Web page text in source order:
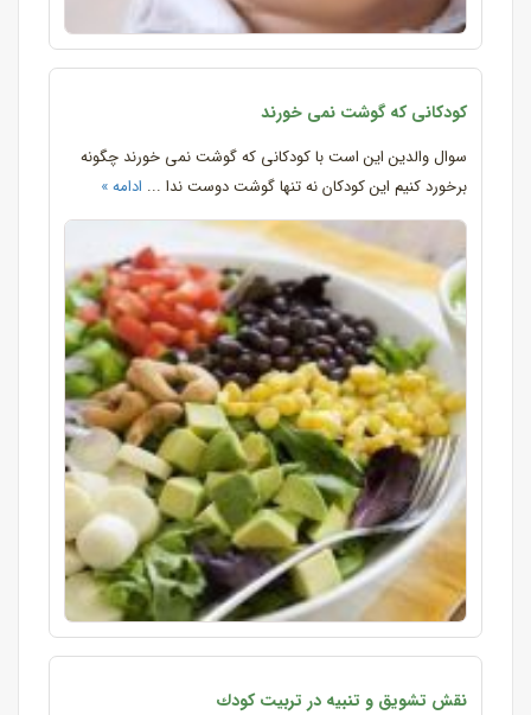
کودکانی که گوشت نمی خورند
سوال والدین این است با کودکانی که گوشت نمی خورند چگونه
برخورد کنیم این کودکان نه تنها گوشت دوست ندا ... ادامه »
نقش‌ تشویق‌ و تنبیه‌ در تربیت‌ كودك‌